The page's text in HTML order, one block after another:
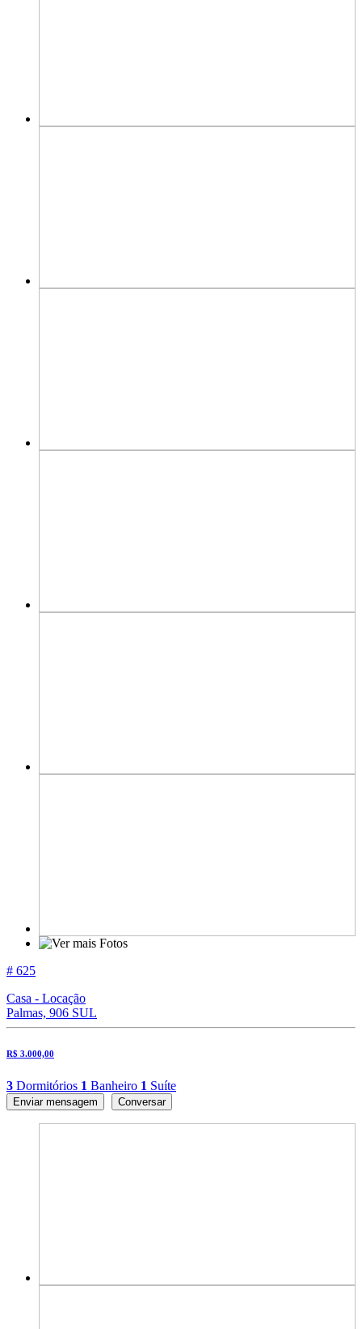
# 625
Casa - Locação
Palmas, 906 SUL
R$ 3.000,00
3 Dormitórios 1 Banheiro 1 Suíte
Enviar mensagem Conversar